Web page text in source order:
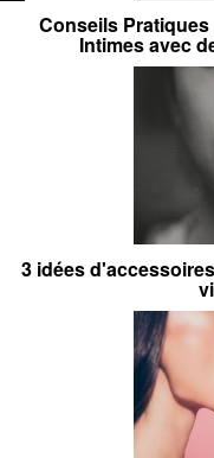
Conseils
Intimes avec
3 idées